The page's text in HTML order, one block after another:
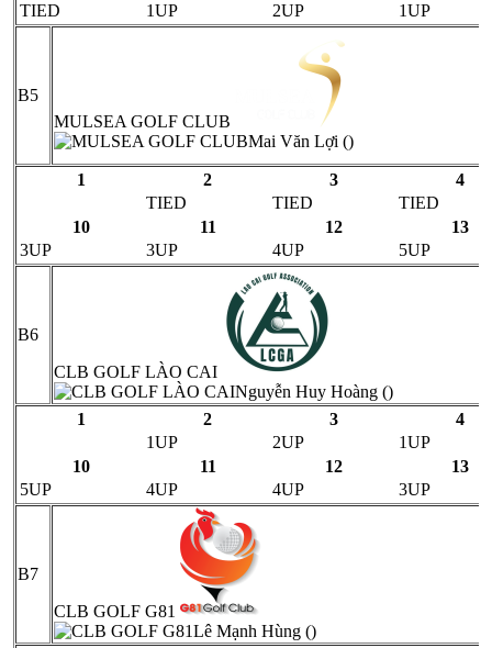
TIED
1UP 2UP 1UP
B5
MULSEA GOLF CLUB
Mai Văn Lợi ()
1 2 3
4
TIED
TIED
TIED
10
11 12
13
3UP
3UP 4UP 5UP
B6
CLB GOLF LÀO CAI
Nguyễn Huy Hoàng ()
1
2 3
4
1UP
2UP
1UP
10
11 12
13
5UP
4UP 4UP 3UP
B7
CLB GOLF G81
Lê Mạnh Hùng ()